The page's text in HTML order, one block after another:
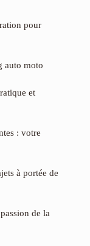
pour
auto moto
et
: votre
à portée de
de la